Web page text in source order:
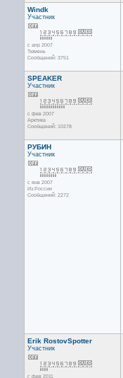
Windk
Участник
с апр 2007
Тюмень
Сообщений: 3751
SPEAKER
Участник
с фев 2007
Арктика
Сообщений: 10278
РУБИН
Участник
с янв 2007
Из России
Сообщений: 2272
Erik RostovSpotter
Участник
с фев 2011